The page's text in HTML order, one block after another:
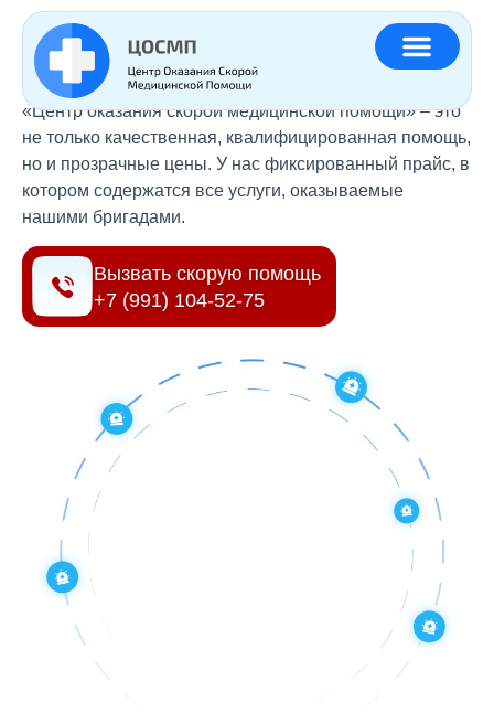
Главная »Цены
Работаем по Москве и МО
«Центр оказания скорой медицинской помощи» – это
не только качественная, квалифицированная помощь,
но и прозрачные цены. У нас фиксированный прайс, в
котором содержатся все услуги, оказываемые
нашими бригадами.
Вызвать скорую помощь
+7 (991) 104-52-75